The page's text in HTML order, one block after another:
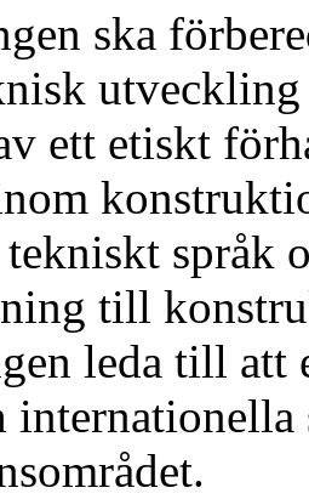
ska
ett etiskt
språk
till
leda till att